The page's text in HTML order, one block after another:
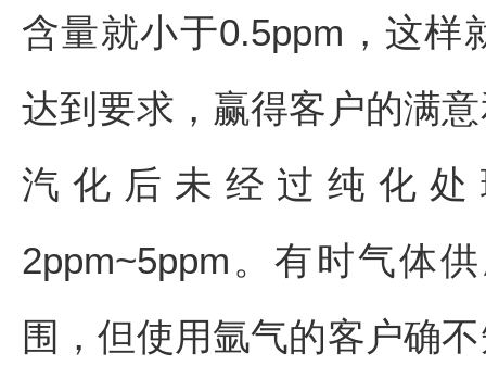
含量就小于0.5ppm，这样
达到要求，赢得客户的满
汽化后未经过纯化
2ppm~5ppm。有时气体
围，但使用氩气的客户确